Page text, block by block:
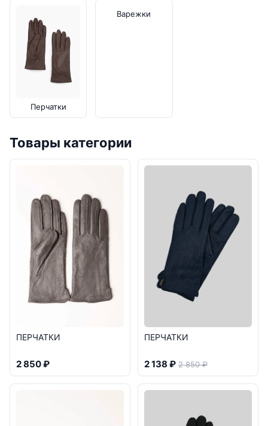
Перчатки
Варежки
Товары категории
ПЕРЧАТКИ
2 850 ₽
ПЕРЧАТКИ
2 138 ₽ 2 850 ₽